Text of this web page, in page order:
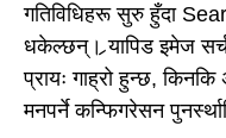
गतिविधिहरू सुरु हुँदा
धकेल्छन्। र्‍यापिड इमेज
प्रायः गाह्रो हुन्छ,
मनपर्ने कन्फिगरेसन